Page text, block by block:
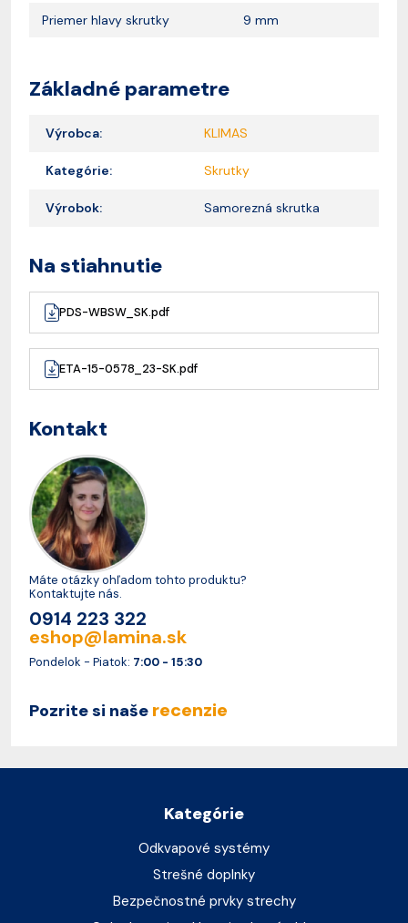
Priemer hlavy skrutky 9 mm
Základné parametre
Výrobca: KLIMAS
Kategórie: Skrutky
Výrobok: Samorezná skrutka
Na stiahnutie
PDS-WBSW_SK.pdf
ETA-15-0578_23-SK.pdf
Kontakt
Máte otázky ohľadom tohto produktu?
Kontaktujte nás.
0914 223 322
eshop@lamina.sk
Pondelok - Piatok: 7:00 - 15:30
Pozrite si naše recenzie
Kategórie
Odkvapové systémy
Strešné doplnky
Bezpečnostné prvky strechy